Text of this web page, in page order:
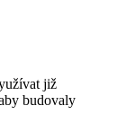
již
budovaly